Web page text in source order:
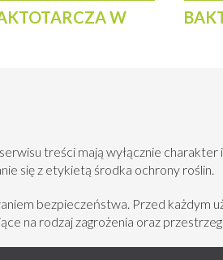
sprzyjające
zdrowotność roślin
negatywne skutki intensywnej
W
treści mają wyłącznie
się z etykietą środka ochrony roślin.
bezpieczeństwa. Przed każdym
na rodzaj zagrożenia oraz